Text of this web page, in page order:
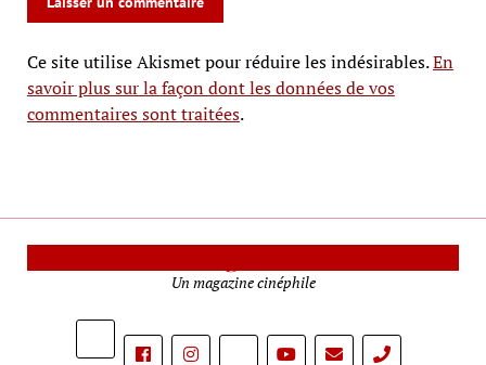
Ce site utilise Akismet pour réduire les indésirables.En
savoir plus sur la façon dont les données de vos
commentaires sont traitées.
Un magazine cinéphile
phone